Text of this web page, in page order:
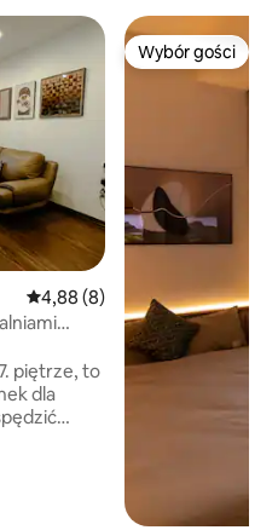
Średnia ocena: 4,88 na 5,
4,88 (8)
piętrze, to
dla
Wybór gości
Wybór gości